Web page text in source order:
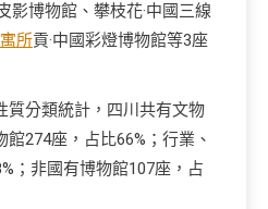
影博物館、攀枝花·中國三線
所貢·中國彩燈博物館等3座
質分類統計，四川共有文物
館274座，占比66%；行業、
；非國有博物館107座，占